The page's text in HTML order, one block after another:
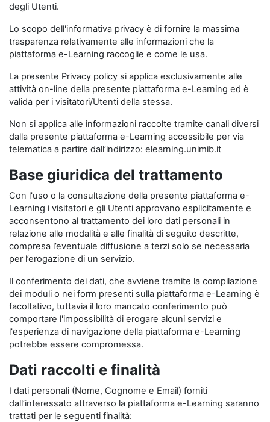
degli Utenti.
Lo scopo dell'informativa privacy è di fornire la massima
trasparenza relativamente alle informazioni che la
piattaforma e-Learning raccoglie e come le usa.
La presente Privacy policy si applica esclusivamente alle
attività on-line della presente piattaforma e-Learning ed è
valida per i visitatori/Utenti della stessa.
Non si applica alle informazioni raccolte tramite canali diversi
dalla presente piattaforma e-Learning accessibile per via
telematica a partire dall’indirizzo: elearning.unimib.it
Base giuridica del trattamento
Con l'uso o la consultazione della presente piattaforma e-
Learning i visitatori e gli Utenti approvano esplicitamente e
acconsentono al trattamento dei loro dati personali in
relazione alle modalità e alle finalità di seguito descritte,
compresa l’eventuale diffusione a terzi solo se necessaria
per l’erogazione di un servizio.
Il conferimento dei dati, che avviene tramite la compilazione
dei moduli o nei form presenti sulla piattaforma e-Learning è
facoltativo, tuttavia il loro mancato conferimento può
comportare l'impossibilità di erogare alcuni servizi e
l'esperienza di navigazione della piattaforma e-Learning
potrebbe essere compromessa.
Dati raccolti e finalità
I dati personali (Nome, Cognome e Email) forniti
dall’interessato attraverso la piattaforma e-Learning saranno
trattati per le seguenti finalità: